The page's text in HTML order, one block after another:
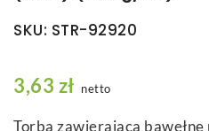
SKU: STR-92920
3,63 zł netto
Torba zawierająca